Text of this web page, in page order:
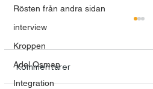
Rösten från andra sidan
interview
Kroppen
Adel Osman
Integration
Kommentarer